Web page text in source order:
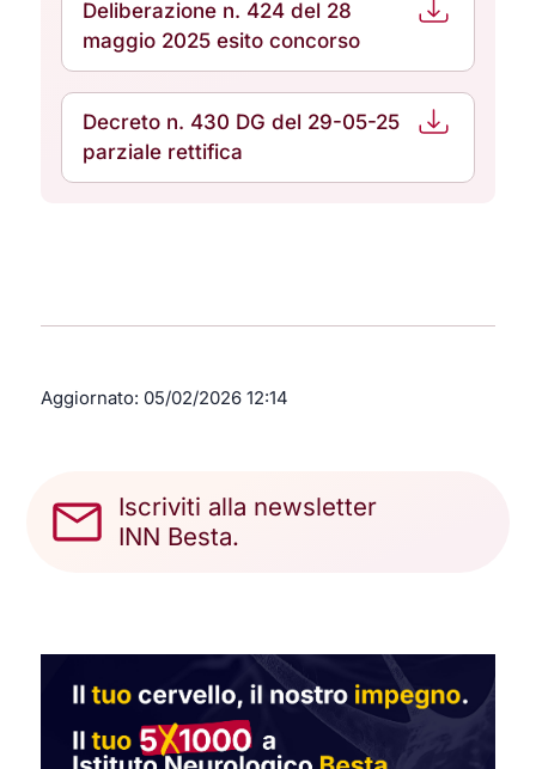
Deliberazione n. 424 del 28
maggio 2025 esito concorso
Decreto n. 430 DG del 29-05-25
parziale rettifica
Aggiornato: 05/02/2026 12:14
Iscriviti alla newsletter
INN Besta.